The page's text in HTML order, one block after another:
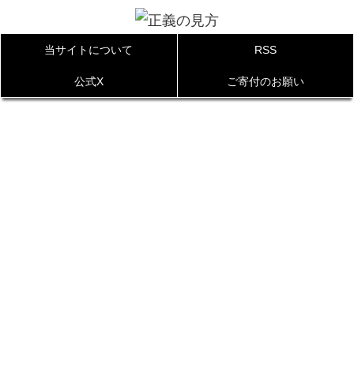
当サイトについて RSS
公式X ご寄付のお願い